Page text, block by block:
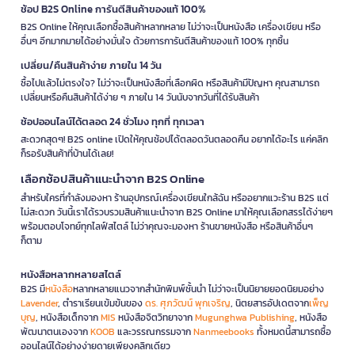
ช้อป B2S Online การันตีสินค้าของแท้ 100%
B2S Online ให้คุณเลือกซื้อสินค้าหลากหลาย ไม่ว่าจะเป็นหนังสือ เครื่องเขียน หรือ
อื่นๆ อีกมากมายได้อย่างมั่นใจ ด้วยการการันตีสินค้าของแท้ 100% ทุกชิ้น
เปลี่ยน/คืนสินค้าง่าย ภายใน 14 วัน
ซื้อไปแล้วไม่ตรงใจ? ไม่ว่าจะเป็นหนังสือที่เลือกผิด หรือสินค้ามีปัญหา คุณสามารถ
เปลี่ยนหรือคืนสินค้าได้ง่าย ๆ ภายใน 14 วันนับจากวันที่ได้รับสินค้า
ช้อปออนไลน์ได้ตลอด 24 ชั่วโมง ทุกที่ ทุกเวลา
สะดวกสุดๆ! B2S online เปิดให้คุณช้อปได้ตลอดวันตลอดคืน อยากได้อะไร แค่คลิก
ก็รอรับสินค้าที่บ้านได้เลย!
เลือกช้อปสินค้าแนะนำจาก B2S Online
สำหรับใครที่กำลังมองหา ร้านอุปกรณ์เครื่องเขียนใกล้ฉัน หรืออยากแวะร้าน B2S แต่
ไม่สะดวก วันนี้เราได้รวบรวมสินค้าแนะนำจาก B2S Online มาให้คุณเลือกสรรได้ง่ายๆ
พร้อมตอบโจทย์ทุกไลฟ์สไตล์ ไม่ว่าคุณจะมองหา ร้านขายหนังสือ หรือสินค้าอื่นๆ
ก็ตาม
หนังสือหลากหลายสไตล์
B2S มีหนังสือหลากหลายแนวจากสำนักพิมพ์ชั้นนำ ไม่ว่าจะเป็นนิยายยอดนิยมอย่าง
Lavender, ตำราเรียนเข้มข้นของดร. ศุภวัฒน์ พุกเจริญ, นิตยสารอัปเดตจากเพ็ญ
บุญ, หนังสือเด็กจากMIS หนังสือจิตวิทยาจากMugunghwa Publishing, หนังสือ
พัฒนาตนเองจากKOOB และวรรณกรรมจากNanmeebooks ทั้งหมดนี้สามารถซื้อ
ออนไลน์ได้อย่างง่ายดายเพียงคลิกเดียว